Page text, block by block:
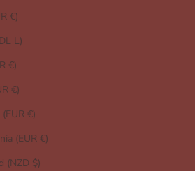
€)
L)
€)
€)
€)
(EUR €)
(NZD $)